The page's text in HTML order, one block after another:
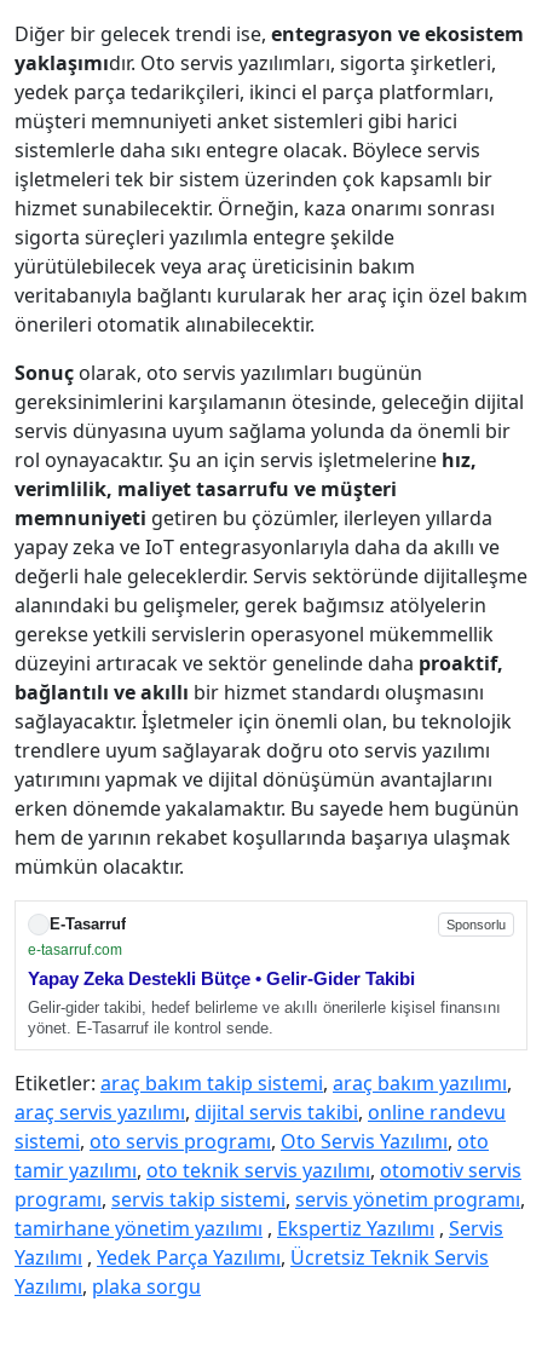
Diğer bir gelecek trendi ise, entegrasyon ve ekosistem
yaklaşımıdır. Oto servis yazılımları, sigorta şirketleri,
yedek parça tedarikçileri, ikinci el parça platformları,
müşteri memnuniyeti anket sistemleri gibi harici
sistemlerle daha sıkı entegre olacak. Böylece servis
işletmeleri tek bir sistem üzerinden çok kapsamlı bir
hizmet sunabilecektir. Örneğin, kaza onarımı sonrası
sigorta süreçleri yazılımla entegre şekilde
yürütülebilecek veya araç üreticisinin bakım
veritabanıyla bağlantı kurularak her araç için özel bakım
önerileri otomatik alınabilecektir.
Sonuç olarak, oto servis yazılımları bugünün
gereksinimlerini karşılamanın ötesinde, geleceğin dijital
servis dünyasına uyum sağlama yolunda da önemli bir
rol oynayacaktır. Şu an için servis işletmelerine hız,
verimlilik, maliyet tasarrufu ve müşteri
memnuniyeti getiren bu çözümler, ilerleyen yıllarda
yapay zeka ve IoT entegrasyonlarıyla daha da akıllı ve
değerli hale geleceklerdir. Servis sektöründe dijitalleşme
alanındaki bu gelişmeler, gerek bağımsız atölyelerin
gerekse yetkili servislerin operasyonel mükemmellik
düzeyini artıracak ve sektör genelinde daha proaktif,
bağlantılı ve akıllı bir hizmet standardı oluşmasını
sağlayacaktır. İşletmeler için önemli olan, bu teknolojik
trendlere uyum sağlayarak doğru oto servis yazılımı
yatırımını yapmak ve dijital dönüşümün avantajlarını
erken dönemde yakalamaktır. Bu sayede hem bugünün
hem de yarının rekabet koşullarında başarıya ulaşmak
mümkün olacaktır.
E-Tasarruf Sponsorlu
e-tasarruf.com
Yapay Zeka Destekli Bütçe • Gelir-Gider Takibi
Gelir-gider takibi, hedef belirleme ve akıllı önerilerle kişisel finansını
yönet. E-Tasarruf ile kontrol sende.
Etiketler: araç bakım takip sistemi, araç bakım yazılımı,
araç servis yazılımı, dijital servis takibi, online randevu
sistemi, oto servis programı, Oto Servis Yazılımı, oto
tamir yazılımı, oto teknik servis yazılımı, otomotiv servis
programı, servis takip sistemi, servis yönetim programı,
tamirhane yönetim yazılımı , Ekspertiz Yazılımı , Servis
Yazılımı , Yedek Parça Yazılımı, Ücretsiz Teknik Servis
Yazılımı, plaka sorgu